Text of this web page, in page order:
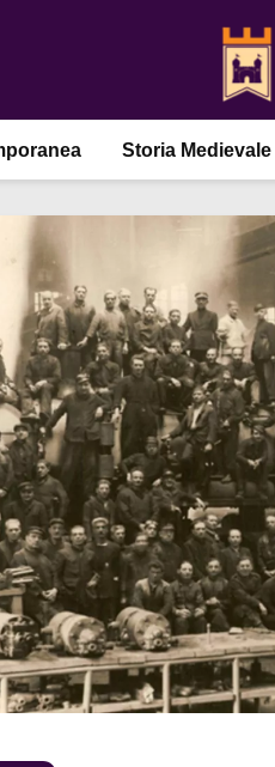
Storia Medievale